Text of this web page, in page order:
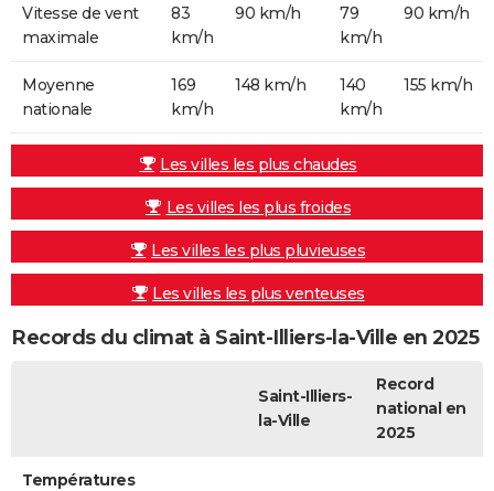
Vitesse de vent
maximale
83
km/h
90 km/h
79
km/h
90 km/h
Moyenne
nationale
169
km/h
148 km/h
140
km/h
155 km/h
Les villes les plus chaudes
Les villes les plus froides
Les villes les plus pluvieuses
Les villes les plus venteuses
Records du climat à Saint-Illiers-la-Ville en 2025
Saint-Illiers-
la-Ville
Record
national en
2025
Températures